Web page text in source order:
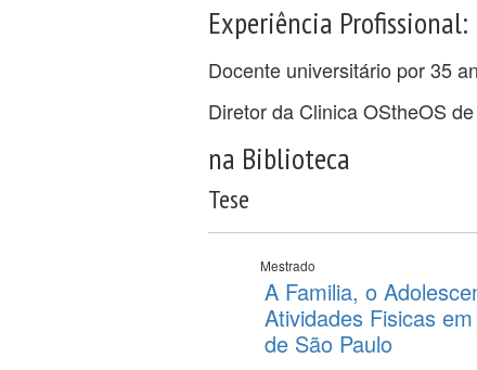
Experiência Profissional:
Docente universitário por 35
Diretor da Clinica OStheOS
na Biblioteca
Tese
Mestrado
A Familia, o
Atividades Fisicas
de São Paulo